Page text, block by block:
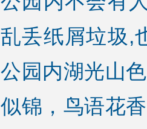
乱丢纸屑垃圾,
公园内湖光山
似锦，鸟语花